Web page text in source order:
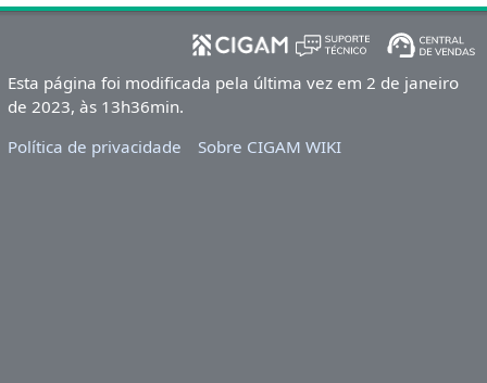
Esta página foi modificada pela última vez em 2 de janeiro
de 2023, às 13h36min.
Política de privacidade
Sobre CIGAM WIKI